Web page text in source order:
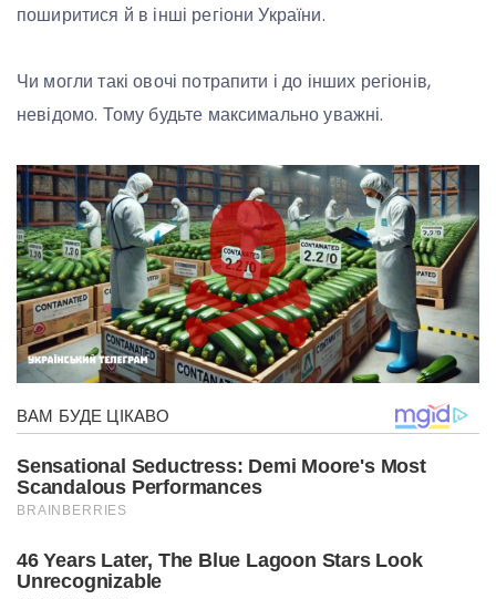
поширитися й в інші регіони України.
Чи могли такі овочі потрапити і до інших регіонів,
невідомо. Тому будьте максимально уважні.